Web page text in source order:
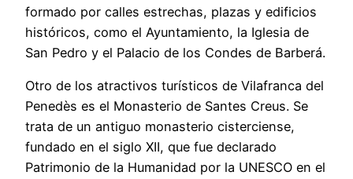
formado por calles estrechas, plazas y edificios
históricos, como el Ayuntamiento, la Iglesia de
San Pedro y el Palacio de los Condes de Barberá.
Otro de los atractivos turísticos de Vilafranca del
Penedès es el Monasterio de Santes Creus. Se
trata de un antiguo monasterio cisterciense,
fundado en el siglo XII, que fue declarado
Patrimonio de la Humanidad por la UNESCO en el